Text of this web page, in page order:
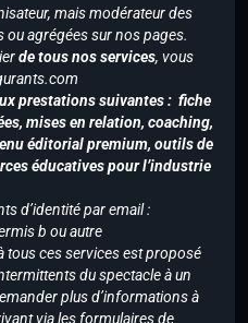
mais modérateur des
agrégées sur nos pages.
de tous nos services, vous
prestations suivantes : fiche
mises en relation, coaching,
éditorial premium, outils de
éducatives pour l’industrie
d’identité par email :
b ou autre
tous ces services est proposé
du spectacle à un
plus d’informations à
via les formulaires de